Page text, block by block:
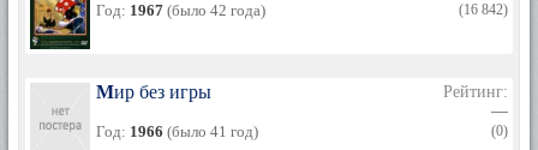
Год: 1967 (было 42 года) (16 842)
Мир без игры
Год: 1966 (было 41 год)
Рейтинг:
—
(0)